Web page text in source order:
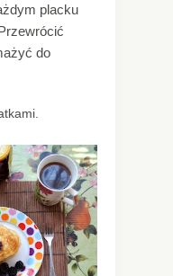
placku
do